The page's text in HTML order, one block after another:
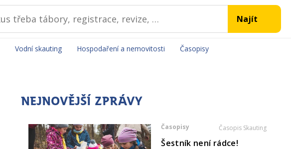
Vodní skauting Hospodaření a nemovitosti Časopisy
NEJNOVĚJŠÍ ZPRÁVY
Časopisy Časopis Skauting
Šestník není rádce!